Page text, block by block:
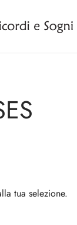
tua selezione.